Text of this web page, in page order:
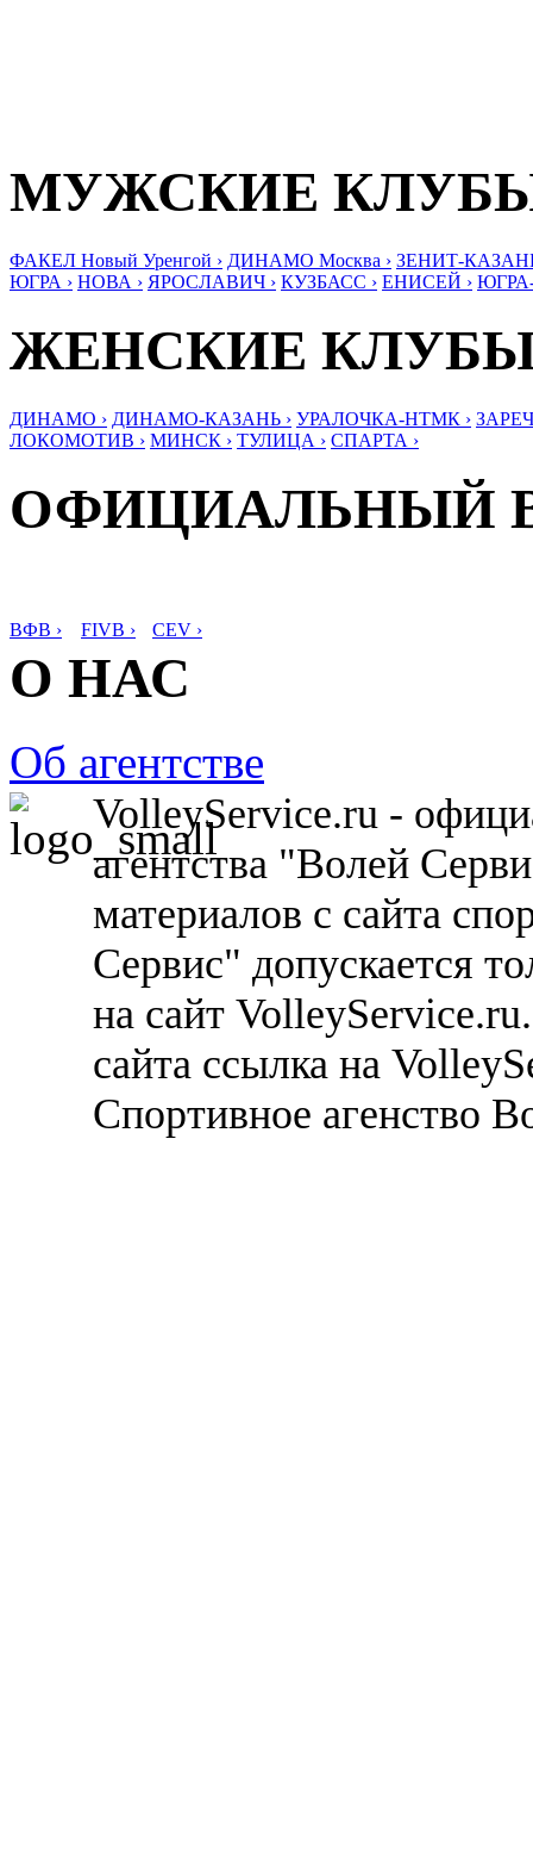
МУЖСКИЕ
ФАКЕЛ Новый Уренгой › ДИНАМО Москва › ЗЕНИТ-
ЮГРА › НОВА › ЯРОСЛАВИЧ › КУЗБАСС › ЕНИСЕЙ ›
ЖЕНСКИЕ
ДИНАМО › ДИНАМО-КАЗАНЬ › УРАЛОЧКА-НТМК ›
ЛОКОМОТИВ › МИНСК › ТУЛИЦА › СПАРТА ›
ОФИЦИАЛЬНЫЙ
ВФВ › FIVB › CEV ›
О НАС
Об агентстве
VolleyService.ru -
агентства "Волей
материалов с сайта
Сервис" допускается
на сайт
сайта ссылка на
Спортивное агенство